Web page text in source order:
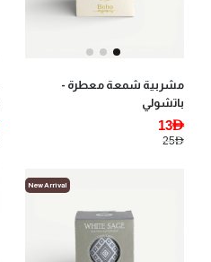
مشربية شمعة معطرة -
باتشولي
13AED
25AED
New Arrival